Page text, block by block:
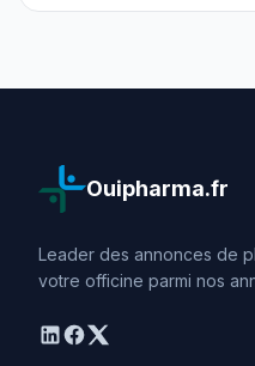
Ouipharma.fr
Leader des annonces de
votre officine parmi nos
linkedin
facebook
twitter